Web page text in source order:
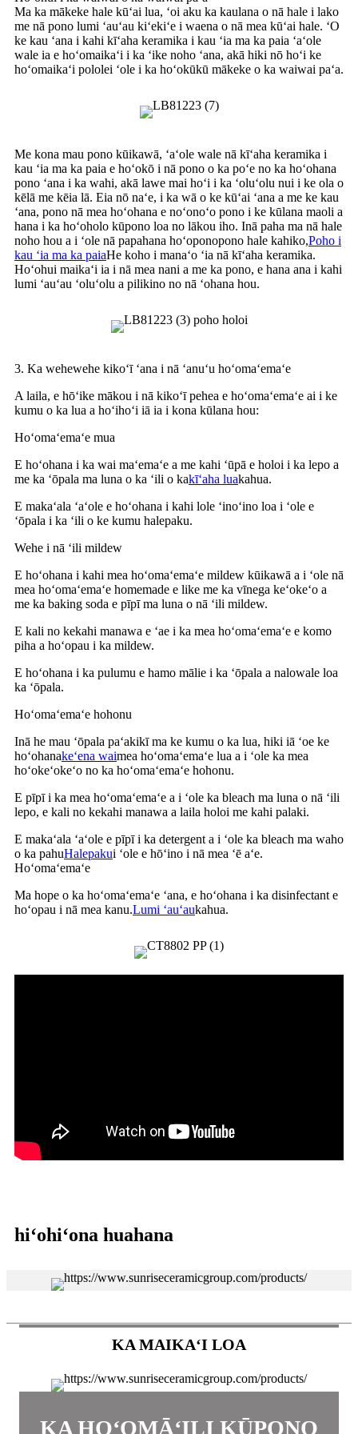
Ma ka mākeke hale kūʻai lua, ʻoi aku ka kaulana o nā hale i lako
me nā pono lumi ʻauʻau kiʻekiʻe i waena o nā mea kūʻai hale. ʻO
ke kau ʻana i kahi kīʻaha keramika i kau ʻia ma ka paia ʻaʻole
wale ia e hoʻomaikaʻi i ka ʻike noho ʻana, akā hiki nō hoʻi ke
hoʻomaikaʻi pololei ʻole i ka hoʻokūkū mākeke o ka waiwai paʻa.
Me kona mau pono kūikawā, ʻaʻole wale nā ​​kīʻaha keramika i
kau ʻia ma ka paia e hoʻokō i nā pono o ka poʻe no ka hoʻohana
pono ʻana i ka wahi, akā lawe mai hoʻi i ka ʻoluʻolu nui i ke ola o
kēlā me kēia lā. Eia nō naʻe, i ka wā o ke kūʻai ʻana a me ke kau
ʻana, pono nā mea hoʻohana e noʻonoʻo pono i ke kūlana maoli a
hana i ka hoʻoholo kūpono loa no lākou iho. Inā paha ma nā hale
noho hou a i ʻole nā ​​​​papahana hoʻoponopono hale kahiko,Poho i
kau ʻia ma ka paiaHe koho i manaʻo ʻia nā kīʻaha keramika.
Hoʻohui maikaʻi ia i nā mea nani a me ka pono, e hana ana i kahi
lumi ʻauʻau ʻoluʻolu a pilikino no nā ʻohana hou.
3. Ka wehewehe kikoʻī ʻana i nā ʻanuʻu hoʻomaʻemaʻe
A laila, e hōʻike mākou i nā kikoʻī pehea e hoʻomaʻemaʻe ai i ke
kumu o ka lua a hoʻihoʻi iā ia i kona kūlana hou:
Hoʻomaʻemaʻe mua
E hoʻohana i ka wai maʻemaʻe a me kahi ʻūpā e holoi i ka lepo a
me ka ʻōpala ma luna o ka ʻili o kakīʻaha luakahua.
E makaʻala ʻaʻole e hoʻohana i kahi lole ʻinoʻino loa i ʻole e
ʻōpala i ka ʻili o ke kumu halepaku.
Wehe i nā ʻili mildew
E hoʻohana i kahi mea hoʻomaʻemaʻe mildew kūikawā a i ʻole nā
​​​​mea hoʻomaʻemaʻe homemade e like me ka vīnega keʻokeʻo a
me ka baking soda e pīpī ma luna o nā ʻili mildew.
E kali no kekahi manawa e ʻae i ka mea hoʻomaʻemaʻe e komo
piha a hoʻopau i ka mildew.
E hoʻohana i ka pulumu e hamo mālie i ka ʻōpala a nalowale loa
ka ʻōpala.
Hoʻomaʻemaʻe hohonu
Inā he mau ʻōpala paʻakikī ma ke kumu o ka lua, hiki iā ʻoe ke
hoʻohanakeʻena waimea hoʻomaʻemaʻe lua a i ʻole ka mea
hoʻokeʻokeʻo no ka hoʻomaʻemaʻe hohonu.
E pīpī i ka mea hoʻomaʻemaʻe a i ʻole ka bleach ma luna o nā ʻili
lepo, e kali no kekahi manawa a laila holoi me kahi palaki.
E makaʻala ʻaʻole e pīpī i ka detergent a i ʻole ka bleach ma waho
o ka pahuHalepakui ʻole e hōʻino i nā mea ʻē aʻe.
Hoʻomaʻemaʻe
Ma hope o ka hoʻomaʻemaʻe ʻana, e hoʻohana i ka disinfectant e
hoʻopau i nā mea kanu.Lumi ʻauʻaukahua.
hiʻohiʻona huahana
KA MAIKAʻI LOA
KA HOʻOMĀʻILI KŪPONO